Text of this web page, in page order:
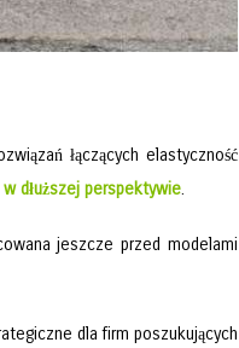
łączących elastyczność
dłuższej perspektywie.
jeszcze przed modelami
dla firm poszukujących